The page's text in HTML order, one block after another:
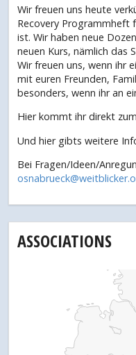
Wir freuen uns heute
Recovery Programmheft
ist. Wir haben neue
neuen Kurs, nämlich das
Wir freuen uns, wenn ihr
mit euren Freunden,
besonders, wenn ihr an
Hier kommt ihr direkt zum
Und hier gibts weitere
Bei Fragen/Ideen/
ASSOCIATIONS